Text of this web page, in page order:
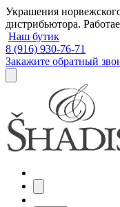
Украшения
дистрибьютора.
Наш бутик
8 (916) 930-76-71
Закажите обратный